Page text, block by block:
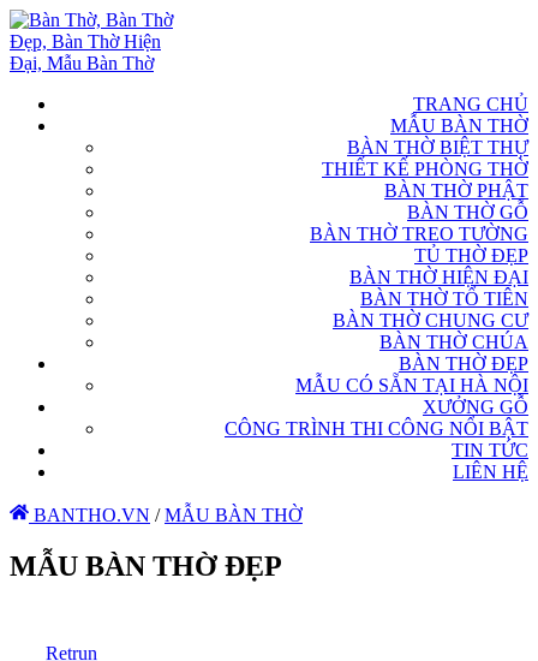
TRANG CHỦ
MẪU BÀN THỜ
BÀN THỜ BIỆT THỰ
THIẾT KẾ PHÒNG THỜ
BÀN THỜ PHẬT
BÀN THỜ GỖ
BÀN THỜ TREO TƯỜNG
TỦ THỜ ĐẸP
BÀN THỜ HIỆN ĐẠI
BÀN THỜ TỔ TIÊN
BÀN THỜ CHUNG CƯ
BÀN THỜ CHÚA
BÀN THỜ ĐẸP
MẪU CÓ SẴN TẠI HÀ NỘI
XƯỞNG GỖ
CÔNG TRÌNH THI CÔNG NỔI BẬT
TIN TỨC
LIÊN HỆ
BANTHO.VN / MẪU BÀN THỜ
MẪU BÀN THỜ ĐẸP
Retrun